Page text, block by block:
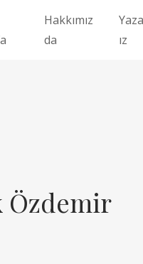
Hakkımız
da
ız
Özdemir